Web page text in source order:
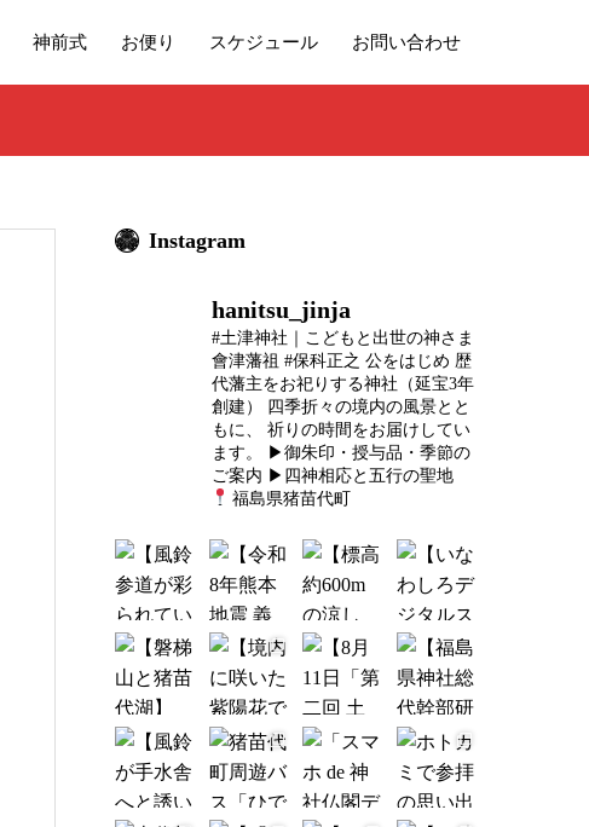
神前式 お便り スケジュール お問い合わせ
Instagram
hanitsu_jinja
#土津神社｜こどもと出世の神さま
會津藩祖 #保科正之 公をはじめ 歴
代藩主をお祀りする神社（延宝3年
創建）
四季折々の境内の風景とと
もに、
祈りの時間をお届けしてい
ます。
▶御朱印・授与品・季節の
ご案内 ▶四神相応と五行の聖地
福島県猪苗代町